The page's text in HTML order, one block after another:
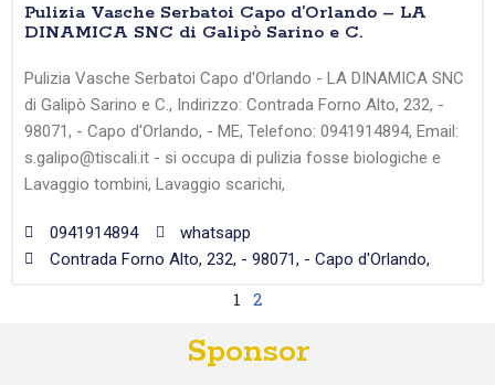
Pulizia Vasche Serbatoi Capo d’Orlando – LA
DINAMICA SNC di Galipò Sarino e C.
Pulizia Vasche Serbatoi Capo d'Orlando - LA DINAMICA SNC
di Galipò Sarino e C., Indirizzo: Contrada Forno Alto, 232, -
98071, - Capo d'Orlando, - ME, Telefono: 0941914894, Email:
s.galipo@tiscali.it - si occupa di pulizia fosse biologiche e
Lavaggio tombini, Lavaggio scarichi,
0941914894
whatsapp
Contrada Forno Alto, 232, - 98071, - Capo d'Orlando,
1 2
Sponsor